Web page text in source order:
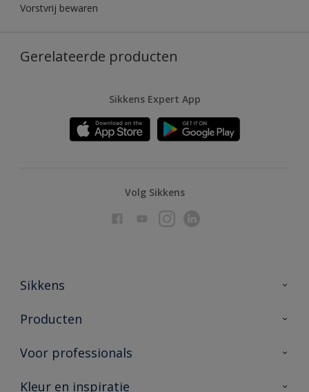
Vorstvrij bewaren
Gerelateerde producten
Sikkens Expert App
Volg Sikkens
Sikkens
Over Sikkens
Duurzaamheid
Producten
Producten voor binnen
Vind je verkooppunt
Voor professionals
Advies & service
Kleur en inspiratie